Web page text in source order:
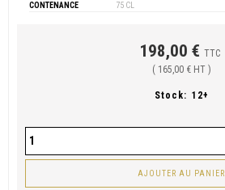
CONTENANCE
75 CL
198,00 € TTC
( 165,00 € HT )
Stock: 12+
AJOUTER AU PANIER